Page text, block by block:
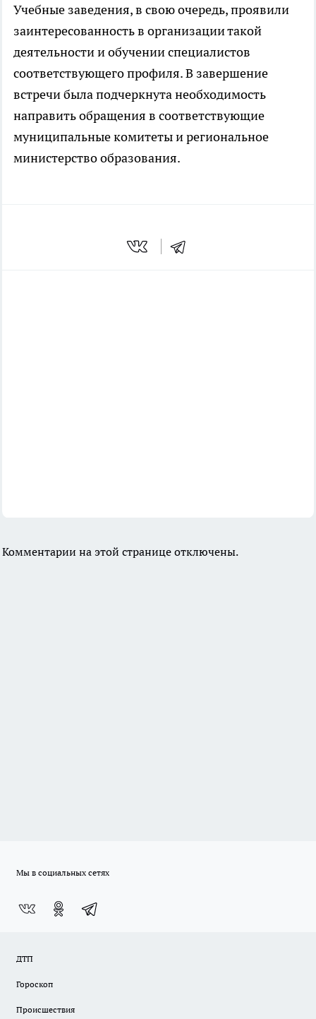
Учебные заведения, в свою очередь, проявили
заинтересованность в организации такой
деятельности и обучении специалистов
соответствующего профиля. В завершение
встречи была подчеркнута необходимость
направить обращения в соответствующие
муниципальные комитеты и региональное
министерство образования.
Комментарии на этой странице отключены.
Мы в социальных сетях
ДТП
Гороскоп
Происшествия